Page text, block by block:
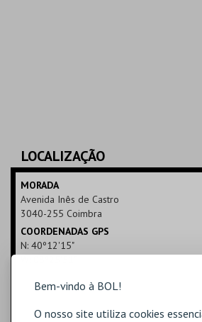
Bem-vindo à BOL!
O nosso site utiliza cookies
LOCALIZAÇÃO
MORADA
Avenida Inês de Castro
3040-255 Coimbra
COORDENADAS GPS
N: 40º12'15"